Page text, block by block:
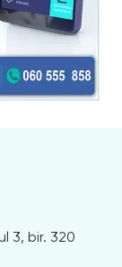
3, bir. 320